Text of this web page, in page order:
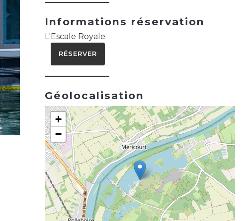
Informations réservation
L'Escale Royale
RÉSERVER
Géolocalisation
+
−